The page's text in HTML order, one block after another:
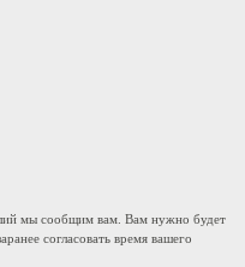
мы сообщим вам. Вам нужно будет
согласовать время вашего